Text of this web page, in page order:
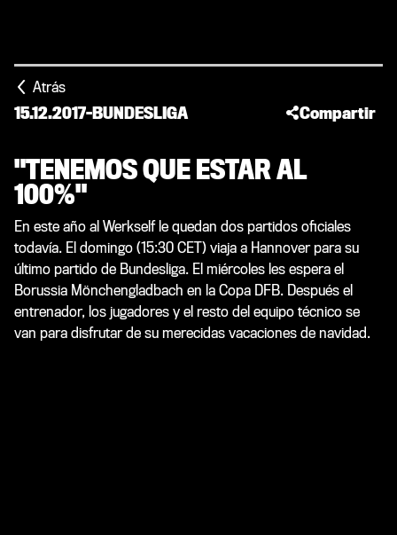
Atrás
15.12.2017-BUNDESLIGA Compartir
"TENEMOS QUE ESTAR AL
100%"
En este año al Werkself le quedan dos partidos oficiales
todavía. El domingo (15:30 CET) viaja a Hannover para su
último partido de Bundesliga. El miércoles les espera el
Borussia Mönchengladbach en la Copa DFB. Después el
entrenador, los jugadores y el resto del equipo técnico se
van para disfrutar de su merecidas vacaciones de navidad.